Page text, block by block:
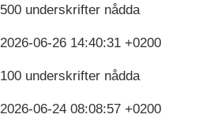
500 underskrifter nådda
2026-06-26 14:40:31 +0200
100 underskrifter nådda
2026-06-24 08:08:57 +0200